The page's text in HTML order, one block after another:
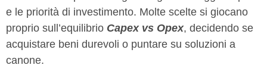
e le priorità di investimento. Molte scelte si giocano
proprio sull’equilibrio Capex vs Opex, decidendo se
acquistare beni durevoli o puntare su soluzioni a
canone.